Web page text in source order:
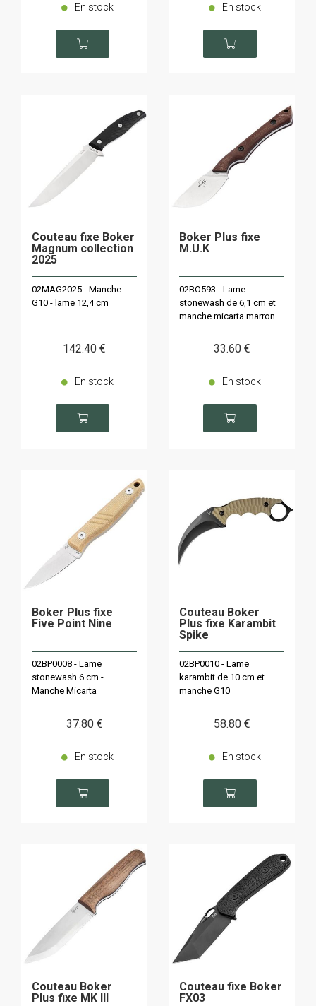
En stock En stock
Couteau fixe Boker
Magnum collection
2025
02MAG2025 - Manche
G10 - lame 12,4 cm
142.40 €
En stock
Boker Plus fixe
M.U.K
02BO593 - Lame
stonewash de 6,1 cm et
manche micarta marron
33.60 €
En stock
Boker Plus fixe
Five Point Nine
02BP0008 - Lame
stonewash 6 cm -
Manche Micarta
37.80 €
En stock
Couteau Boker
Plus fixe Karambit
Spike
02BP0010 - Lame
karambit de 10 cm et
manche G10
58.80 €
En stock
Couteau Boker
Plus fixe MK III
Couteau fixe Boker
FX03